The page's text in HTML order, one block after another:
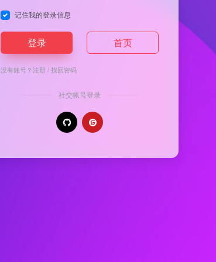
记住我的登录信息
登录 首页
没有账号？注册/找回密码
社交帐号登录